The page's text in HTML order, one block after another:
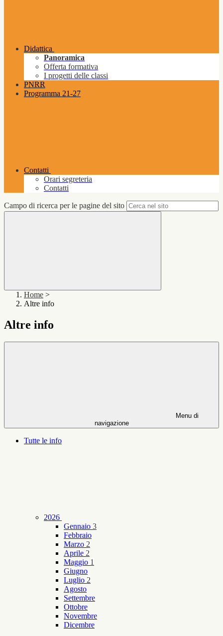
Didattica
Panoramica
Offerta formativa
I progetti delle classi
PNRR
Programma 21-27
Contatti
Orari segreteria
Contatti
Campo di ricerca per le pagine del sito
Home >
Altre info
Altre info
Menu di
navigazione
Tutte le info
2026
Gennaio 3
Febbraio
Marzo 2
Aprile 2
Maggio 1
Giugno
Luglio 2
Agosto
Settembre
Ottobre
Novembre
Dicembre